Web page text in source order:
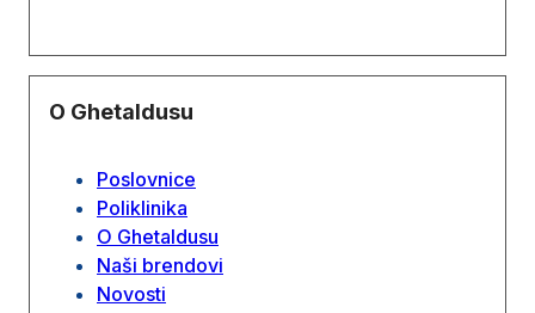
O Ghetaldusu
Poslovnice
Poliklinika
O Ghetaldusu
Naši brendovi
Novosti